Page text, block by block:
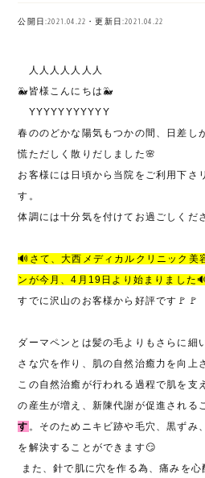
公開日:2021.04.22・更新日:2021.04.22
人人人人人人人
🐳 皆様こんにちは🐳
YYYYYYYYYYY
春ののどかな陽気もつかの間、日差し
慌ただしく散りだしました🌸
お客様には日頃から当院をご利用下さ
す。
体調には十分気を付けてお過ごしくだ
🔊 さて、大西メディカルクリニック美
ンが今月、4月19日より始まりました
すでに沢山のお客様から好評です🚩🚩
ダーマペンとは髪の毛よりもさらに細
さな穴を作り、肌の自然治癒力を向上
この自然治癒が行われる過程で肌を支
の産生が増え、新陳代謝が促進される
す 。そのためニキビ跡や毛穴、黒ずみ
を解決することができます😏
また、針で肌に穴を作る為、痛みを